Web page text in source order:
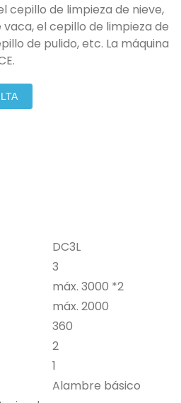
cepillo de limpieza de nieve,
el cepillo de limpieza de
de pulido, etc. La máquina
DC3L
3
máx. 3000 *2
máx. 2000
360
2
1
Alambre básico